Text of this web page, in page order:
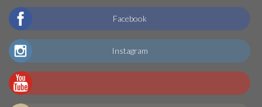
Facebook
Instagram